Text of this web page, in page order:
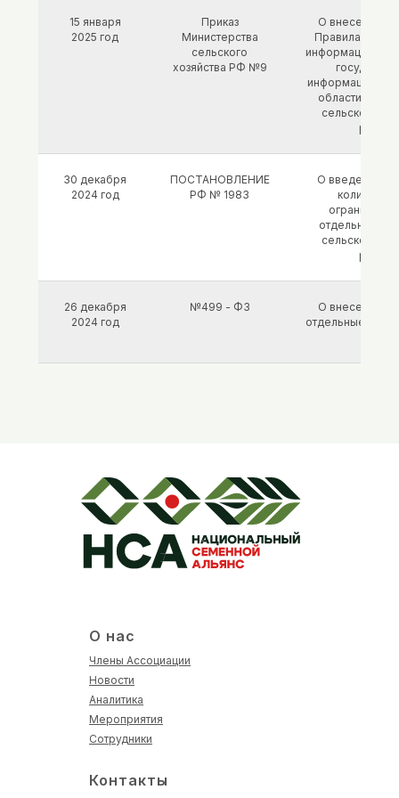
15 января
2025 год
Приказ
Министерства
сельского
хозяйства РФ №9
О внесении
Правила
информации в
области
30 декабря
2024 год
ПОСТАНОВЛЕНИЕ
РФ № 1983
О введении
отдельных
26 декабря
2024 год
№499 - ФЗ
О внесении
отдельные
О нас
Члены Ассоциации
Новости
Аналитика
Мероприятия
Сотрудники
Контакты